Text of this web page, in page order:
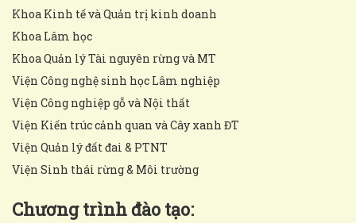
Khoa Kinh tế và Quản trị kinh doanh
Khoa Lâm học
Khoa Quản lý Tài nguyên rừng và MT
Viện Công nghệ sinh học Lâm nghiệp
Viện Công nghiệp gỗ và Nội thất
Viện Kiến trúc cảnh quan và Cây xanh ĐT
Viện Quản lý đất đai & PTNT
Viện Sinh thái rừng & Môi trường
Chương trình đào tạo: